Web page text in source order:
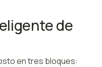
de
en tres bloques: